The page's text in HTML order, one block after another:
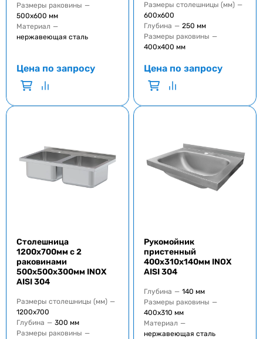
Размеры раковины —
500x600 мм
Материал —
нержавеющая сталь
Цена по запросу
Размеры столешницы (мм) —
600x600
Глубина — 250 мм
Размеры раковины —
400x400 мм
Цена по запросу
Столешница
1200x700мм с 2
раковинами
500x500x300мм INOX
AISI 304
Размеры столешницы (мм) —
1200x700
Глубина — 300 мм
Размеры раковины —
Рукомойник
пристенный
400x310x140мм INOX
AISI 304
Глубина — 140 мм
Размеры раковины —
400x310 мм
Материал —
нержавеющая сталь